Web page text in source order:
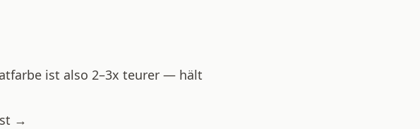
ist also 2–3x teurer — hält
→